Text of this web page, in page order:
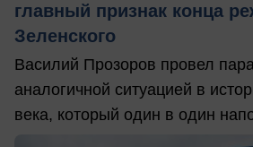
главный признак конца
Зеленского
Василий Прозоров провел
аналогичной ситуацией в
века, который один в один